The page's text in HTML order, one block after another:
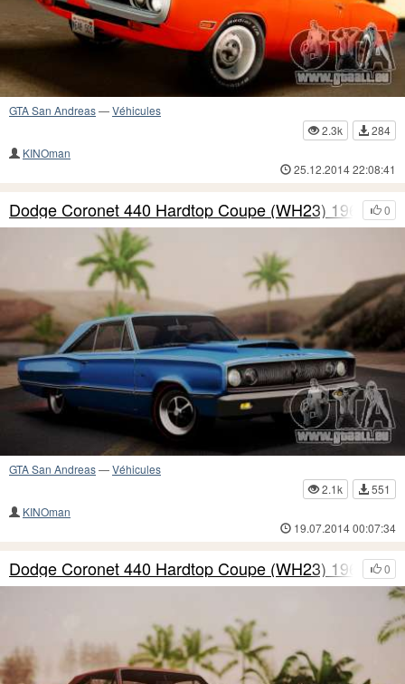
GTA San Andreas—Véhicules
2.3k
284
KINOman
25.12.2014 22:08:41
0
Dodge Coronet 440 Hardtop Coupe (WH23) 1967
GTA San Andreas—Véhicules
2.1k
551
KINOman
19.07.2014 00:07:34
0
Dodge Coronet 440 Hardtop Coupe (WH23) 1967